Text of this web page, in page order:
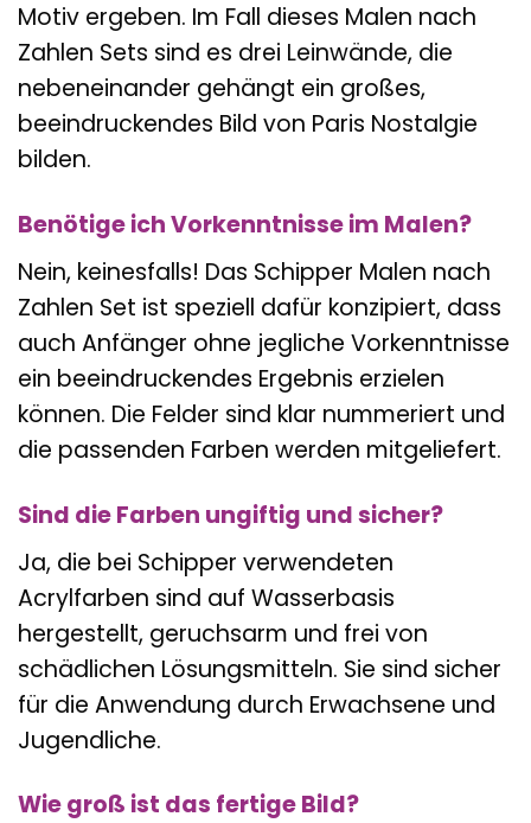
Motiv ergeben. Im Fall dieses Malen nach
Zahlen Sets sind es drei Leinwände, die
nebeneinander gehängt ein großes,
beeindruckendes Bild von Paris Nostalgie
bilden.
Benötige ich Vorkenntnisse im Malen?
Nein, keinesfalls! Das Schipper Malen nach
Zahlen Set ist speziell dafür konzipiert, dass
auch Anfänger ohne jegliche Vorkenntnisse
ein beeindruckendes Ergebnis erzielen
können. Die Felder sind klar nummeriert und
die passenden Farben werden mitgeliefert.
Sind die Farben ungiftig und sicher?
Ja, die bei Schipper verwendeten
Acrylfarben sind auf Wasserbasis
hergestellt, geruchsarm und frei von
schädlichen Lösungsmitteln. Sie sind sicher
für die Anwendung durch Erwachsene und
Jugendliche.
Wie groß ist das fertige Bild?